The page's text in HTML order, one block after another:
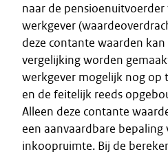
naar de pensioenuitvoerder
werkgever
deze contante waarden
vergelijking worden
werkgever mogelijk nog op
en de feitelijk reeds
Alleen deze contante
een aanvaardbare
inkoopruimte. Bij de